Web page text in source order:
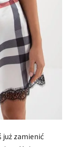
już zamienić